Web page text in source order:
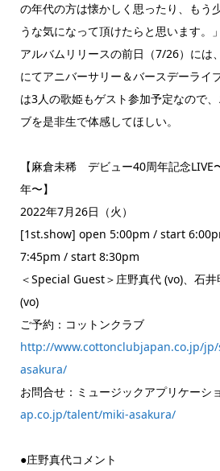
の年代の方は懐かしく思ったり、もう
うな気になって頂けたらと思います。」
アルバムリリースの前日（7/26）には
にてアニバーサリー＆バースデーライ
は3人の歌姫もゲスト参加予定なので
ブを是非生で体感してほしい。
【麻倉未稀 デビュー40周年記念
年〜】
2022年7月26日（火）
[1st.show] open 5:00pm / start
7:45pm / start 8:30pm
＜Special Guest＞庄野真代 (vo)、石
(vo)
ご予約：コットンクラブ
http://www.cottonclubjapan.co.jp/
asakura/
お問合せ：ミュージックアプリケーシ
ap.co.jp/talent/miki-asakura/
●庄野真代コメント